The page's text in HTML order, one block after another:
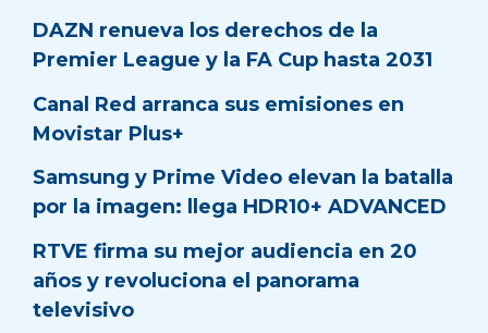
DAZN renueva los derechos de la
Premier League y la FA Cup hasta 2031
Canal Red arranca sus emisiones en
Movistar Plus+
Samsung y Prime Video elevan la batalla
por la imagen: llega HDR10+ ADVANCED
RTVE firma su mejor audiencia en 20
años y revoluciona el panorama
televisivo